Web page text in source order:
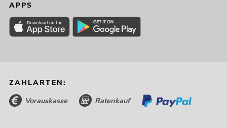
APPS
ZAHLARTEN:
Vorauskasse Ratenkauf